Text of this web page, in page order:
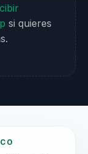
si quieres